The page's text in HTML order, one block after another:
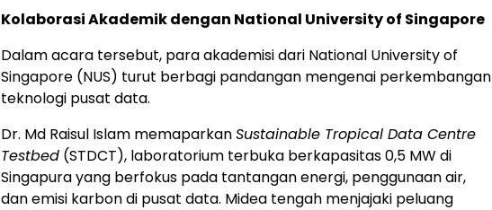
Kolaborasi Akademik dengan National University of Singapore
Dalam acara tersebut, para akademisi dari National University of
Singapore (NUS) turut berbagi pandangan mengenai perkembangan
teknologi pusat data.
Dr. Md Raisul Islam memaparkanSustainable Tropical Data Centre
Testbed (STDCT), laboratorium terbuka berkapasitas 0,5 MW di
Singapura yang berfokus pada tantangan energi, penggunaan air,
dan emisi karbon di pusat data. Midea tengah menjajaki peluang